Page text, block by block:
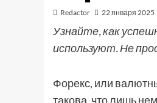
Redactor 22 января 2025
Узнайте, как
используют. Не
Форекс, или
такова, что лишь